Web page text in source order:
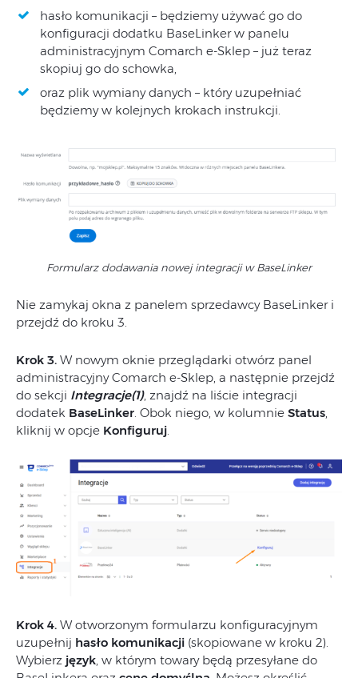
hasło komunikacji – będziemy używać go do
konfiguracji dodatku BaseLinker w panelu
administracyjnym Comarch e-Sklep – już teraz
skopiuj go do schowka,
oraz plik wymiany danych – który uzupełniać
będziemy w kolejnych krokach instrukcji.
Formularz dodawania nowej integracji w BaseLinker
Nie zamykaj okna z panelem sprzedawcy BaseLinker i
przejdź do kroku 3.
Krok 3. W nowym oknie przeglądarki otwórz panel
administracyjny Comarch e-Sklep, a następnie przejdź
do sekcji Integracje(1), znajdź na liście integracji
dodatek BaseLinker. Obok niego, w kolumnie Status,
kliknij w opcje Konfiguruj.
Krok 4. W otworzonym formularzu konfiguracyjnym
uzupełnij hasło komunikacji (skopiowane w kroku 2).
Wybierz język , w którym towary będą przesyłane do